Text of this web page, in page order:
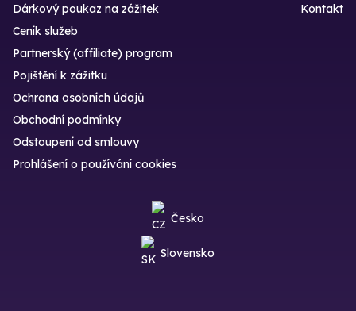
Dárkový poukaz na zážitek
Kontakt
Ceník služeb
Partnerský (affiliate) program
Pojištění k zážitku
Ochrana osobních údajů
Obchodní podmínky
Odstoupení od smlouvy
Prohlášení o používání cookies
Česko
Slovensko